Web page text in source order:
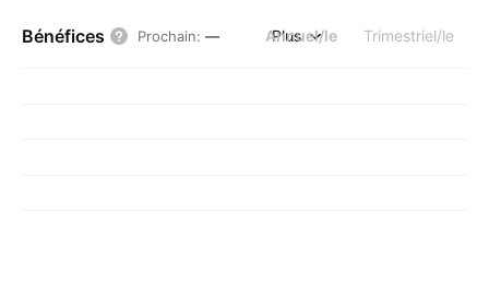
Bénéfices Prochain: — Annuel/le Trimestriel/le
Plus